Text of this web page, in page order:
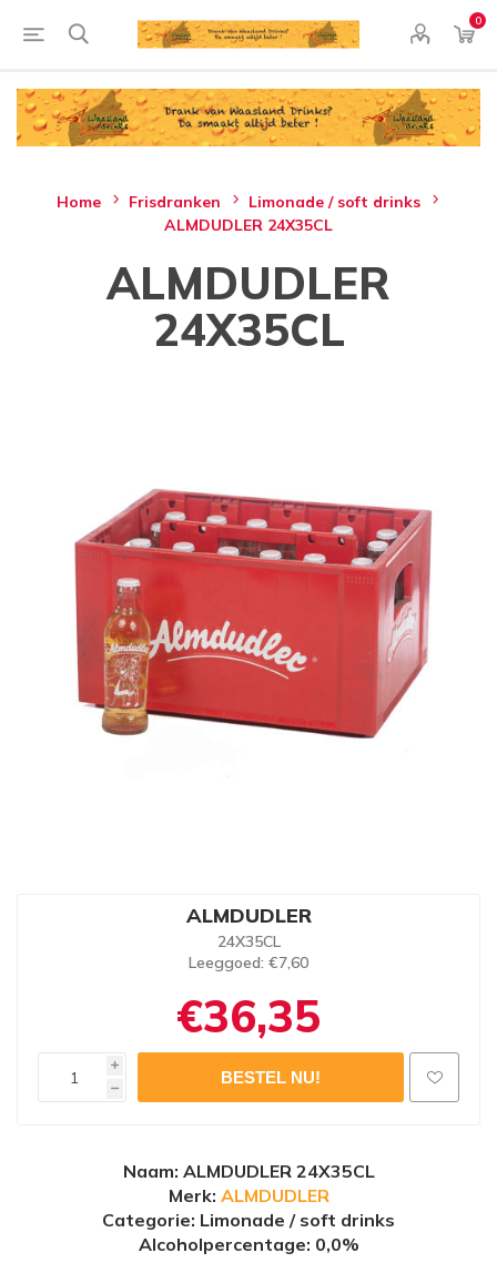
0
Home Frisdranken
Limonade / soft drinks
ALMDUDLER 24X35CL
ALMDUDLER
24X35CL
ALMDUDLER
24X35CL
Leeggoed: €7,60
€36,35
i
h
Naam: ALMDUDLER 24X35CL
Merk: ALMDUDLER
Categorie: Limonade / soft drinks
Alcoholpercentage: 0,0%